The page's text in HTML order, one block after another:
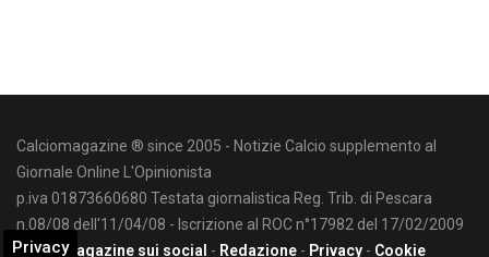
Calciomagazine ® since 2005 - Notizie Calcio supplemento al
Giornale Online L'Opinionista
p.iva 01873660680 Testata giornalistica Reg. Trib. di Pescara
n.08/08 dell'11/04/08 - Iscrizione al ROC n°17982 del 17/02/2009
Calciomagazine sui social - Redazione - Privacy - Cookie
Privacy